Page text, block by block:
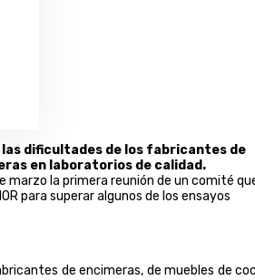
las dificultades de los fabricantes de
en laboratorios de calidad.
marzo la primera reunión de un comité
para superar algunos de los ensayos
de encimeras, de muebles de